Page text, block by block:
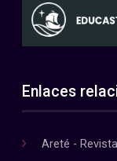
Enlaces
Areté -